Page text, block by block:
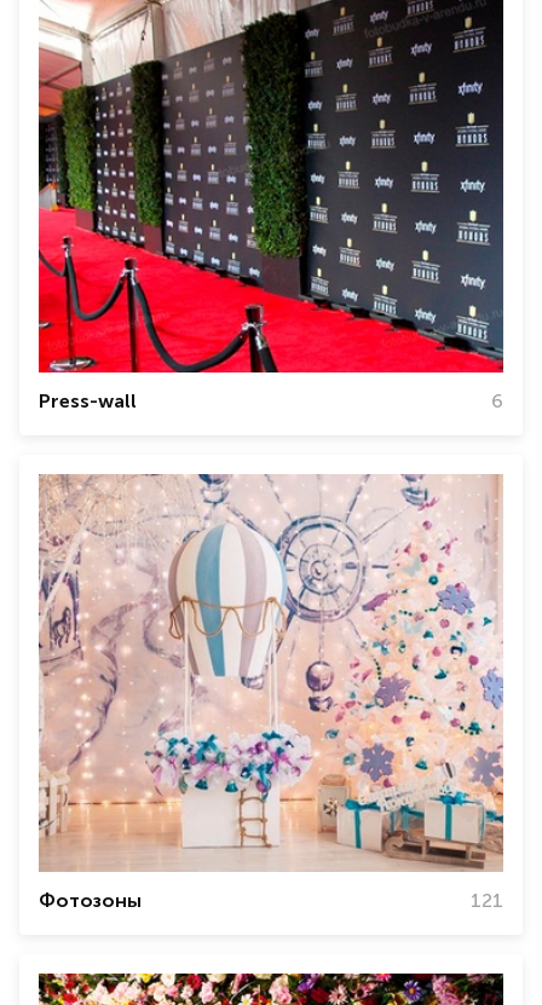
Press-wall 6
Фотозоны 121